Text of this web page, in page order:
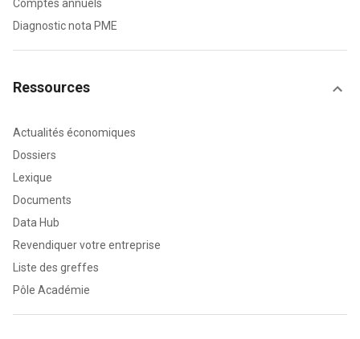
Comptes annuels
Diagnostic nota PME
Ressources
Actualités économiques
Dossiers
Lexique
Documents
Data Hub
Revendiquer votre entreprise
Liste des greffes
Pôle Académie